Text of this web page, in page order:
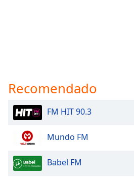
Recomendado
FM HIT 90.3
Mundo FM
Babel FM